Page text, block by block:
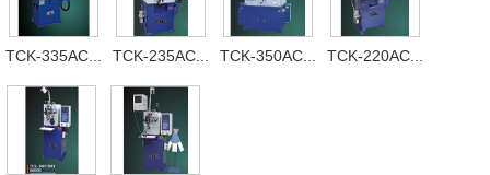
TCK-335AC... TCK-235AC... TCK-350AC... TCK-220AC...